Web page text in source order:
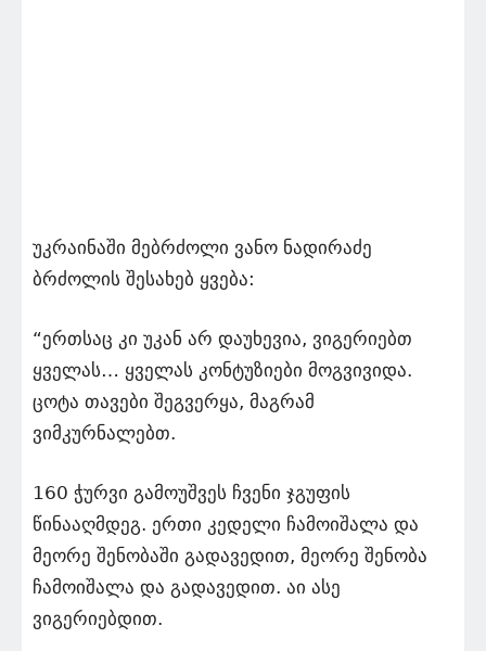
უკრაინაში მებრძოლი ვანო ნადირაძე
ბრძოლის შესახებ ყვება:
“ერთსაც კი უკან არ დაუხევია, ვიგერიებთ
ყველას… ყველას კონტუზიები მოგვივიდა.
ცოტა თავები შეგვერყა, მაგრამ
ვიმკურნალებთ.
160 ჭურვი გამოუშვეს ჩვენი ჯგუფის
წინააღმდეგ. ერთი კედელი ჩამოიშალა და
მეორე შენობაში გადავედით, მეორე შენობა
ჩამოიშალა და გადავედით. აი ასე
ვიგერიებდით.